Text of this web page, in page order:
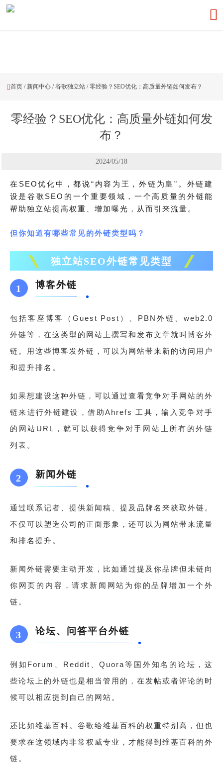

首页 / 新闻中心 /谷歌独立站 /零经验？SEO优化：高质量外链如何发布？
零经验？SEO优化：高质量外链如何发
布？
2024/05/18
在SEO优化中，都说“内容为王，外链为皇”。外链建
设是谷歌SEO的一个重要领域，一个高质量的外链能
帮助独立站提高权重、增加曝光，从而引来流量。
但你知道有哪些常见的外链类型吗？
独立站SEO外链常见类型
1 博客外链
包括客座博客（Guest Post）、PBN外链、web2.0
外链等，在这类型的网站上撰写和发布文章就叫博客外
链。用这些博客发外链，可以为网站带来新的访问用户
和提升排名。
如果想建设这种外链，可以通过查看竞争对手网站的外
链来进行外链建设，借助Ahrefs 工具，输入竞争对手
的网站URL，就可以获得竞争对手网站上所有的外链
列表。
2 新闻外链
通过联系记者、提供新闻稿、提及品牌名来获取外链。
不仅可以塑造公司的正面形象，还可以为网站带来流量
和排名提升。
新闻外链需要主动开发，比如通过提及你品牌但未链向
你网页的内容，请求新闻网站为你的品牌增加一个外
链。
3 论坛、问答平台外链
例如Forum、Reddit、Quora等国外知名的论坛，这
些论坛上的外链也是相当管用的，在发帖或者评论的时
候可以相应提到自己的网站。
还比如维基百科。谷歌给维基百科的权重特别高，但也
要求在这领域内非常权威专业，才能得到维基百科的外
链。